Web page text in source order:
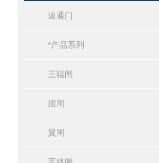
速通门
*产品系列
三辊闸
摆闸
翼闸